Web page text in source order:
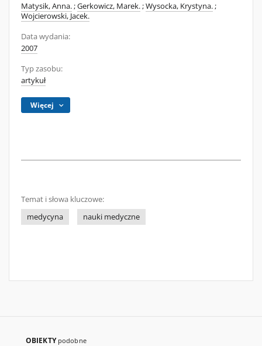
Matysik, Anna.;Gerkowicz, Marek.;Wysocka, Krystyna.;
Wojcierowski, Jacek.
Data wydania:
2007
Typ zasobu:
artykuł
Więcej
Temat i słowa kluczowe:
medycyna
nauki medyczne
OBIEKTY podobne